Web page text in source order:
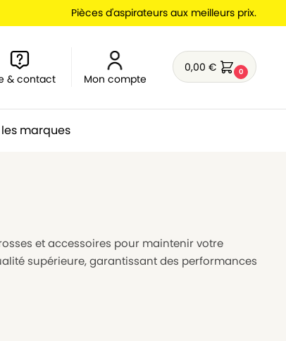
Pièces d'aspirateurs aux meilleurs prix.
& contact Mon compte
0,00€ 0
marques
et accessoires pour maintenir votre
supérieure, garantissant des performances